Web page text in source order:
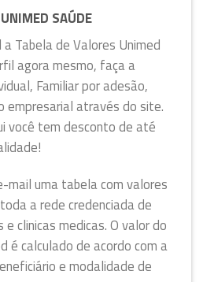
SAÚDE
Tabela de Valores Unimed
agora mesmo, faça a
Familiar por adesão,
empresarial através do site.
você tem desconto de até
mail uma tabela com valores
a rede credenciada de
clinicas medicas. O valor do
é calculado de acordo com a
e modalidade de